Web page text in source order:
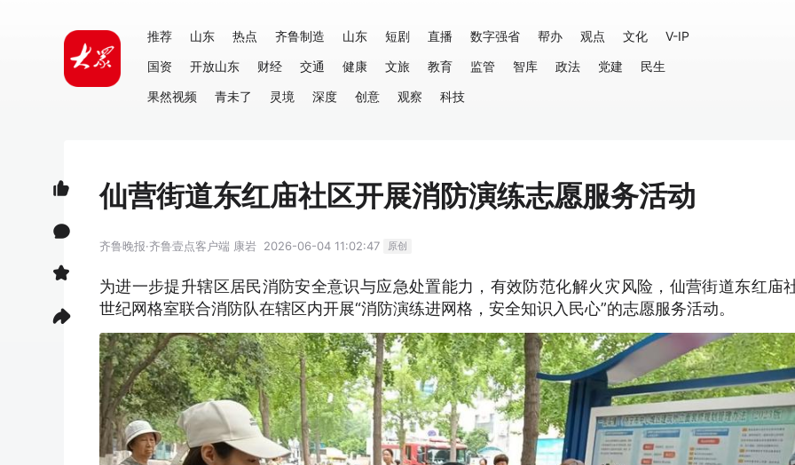
推荐 山东 热点 齐鲁制造 山东 短剧 直播 数字强省 帮办 观点 文化
V-IP
国资
开放山东 财经 交通 健康 文旅 教育 监管 智库 政法 党建
民生
果然视频
青未了 灵境 深度 创意 观察 科技
仙营街道东红庙社区开展消防演练志愿服务活动
齐鲁晚报·齐鲁壹点客户端 康岩 2026-06-04 11:02:47 原创
为进一步提升辖区居民消防安全意识与应急处置能力，有效防范化解火灾风险，仙营街道东红庙
世纪网格室联合消防队在辖区内开展“消防演练进网格，安全知识入民心”的志愿服务活动。